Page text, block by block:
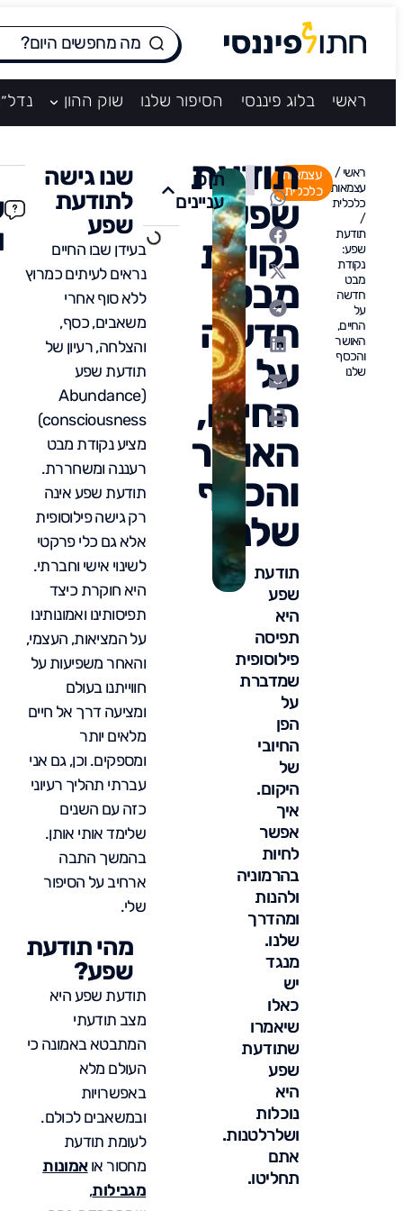
ראשי בלוג פיננסי הסיפור שלנו שוק ההון
ראשי/
עצמאות
כלכלית
/
תודעת
שפע:
נקודת
מבט
חדשה
על
החיים,
האושר
והכסף
שלנו
עצמאות
כלכליתתודעת
שפע:
נקודת
מבט
חדשה
על
החיים,
האושר
והכסף
שלנו
תודעת
שפע
היא
תפיסה
פילוסופית
שמדברת
על
הפן
החיובי
של
היקום.
איך
אפשר
לחיות
בהרמוניה
ולהנות
ומהדרך
שלנו.
מנגד
יש
כאלו
שיאמרו
שתודעת
שפע
היא
נוכלות
ושלרלטנות.
אתם
תחליטו.
תוכן
עניינים
שנו גישה
לתודעת
שפע
בעידן שבו החיים
נראים לעיתים כמרוץ
ללא סוף אחרי
משאבים, כסף,
והצלחה, רעיון של
תודעת שפע
(Abundance
consciousness)
מציע נקודת מבט
רעננה ומשחררת.
תודעת שפע אינה
רק גישה פילוסופית
אלא גם כלי פרקטי
לשינוי אישי וחברתי.
היא חוקרת כיצד
תפיסותינו ואמונותינו
על המציאות, העצמי,
והאחר משפיעות על
חווייתנו בעולם
ומציעה דרך אל חיים
מלאים יותר
ומספקים. וכן, גם אני
עברתי תהליך רעיוני
כזה עם השנים
שלימד אותי אותן.
בהמשך התבה
ארחיב על הסיפור
שלי.
מהי תודעת
שפע?
תודעת שפע היא
מצב תודעתי
המתבטא באמונה כי
העולם מלא
באפשרויות
ובמשאבים לכולם.
לעומת תודעת
מחסור אואמונות
מגבילות,